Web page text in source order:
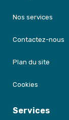
Nos services
Contactez-nous
Plan du site
Cookies
Services